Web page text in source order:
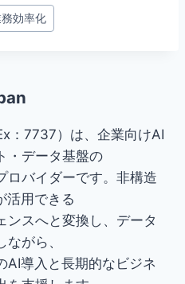
効率化
：7737）は、企業向けAI
・データ基盤の
ロバイダーです。非構造
活用できる
ンスへと変換し、データ
がら、
AI導入と長期的なビジネ